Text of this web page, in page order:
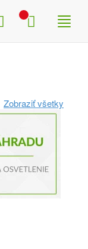
Shop
Zobraziť všetky